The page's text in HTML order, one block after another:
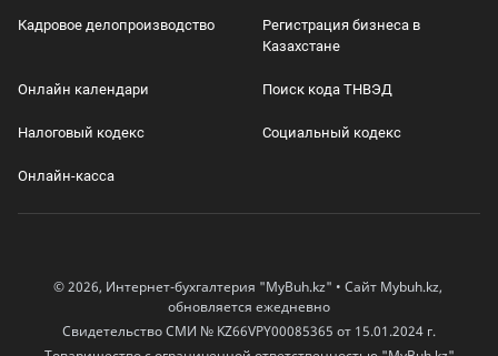
Кадровое делопроизводство
Регистрация бизнеса в
Казахстане
Онлайн календари Поиск кода ТНВЭД
Налоговый кодекс Социальный кодекс
Онлайн-касса
© 2026, Интернет-бухгалтерия "MyBuh.kz" • Сайт Mybuh.kz,
обновляется ежедневно
Свидетельство СМИ № KZ66VPY00085365 от 15.01.2024 г.